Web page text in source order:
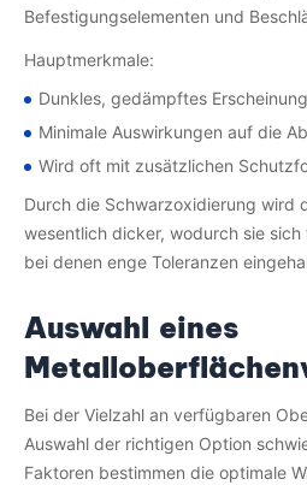
Befestigungselementen und
Hauptmerkmale:
Dunkles, gedämpftes
Minimale Auswirkungen auf die
Wird oft mit zusätzlichen
Durch die Schwarzoxidierung wird
wesentlich dicker, wodurch sie
bei denen enge Toleranzen
Auswahl eines
Bei der Vielzahl an verfügbaren
Auswahl der richtigen Option
Faktoren bestimmen die optimale